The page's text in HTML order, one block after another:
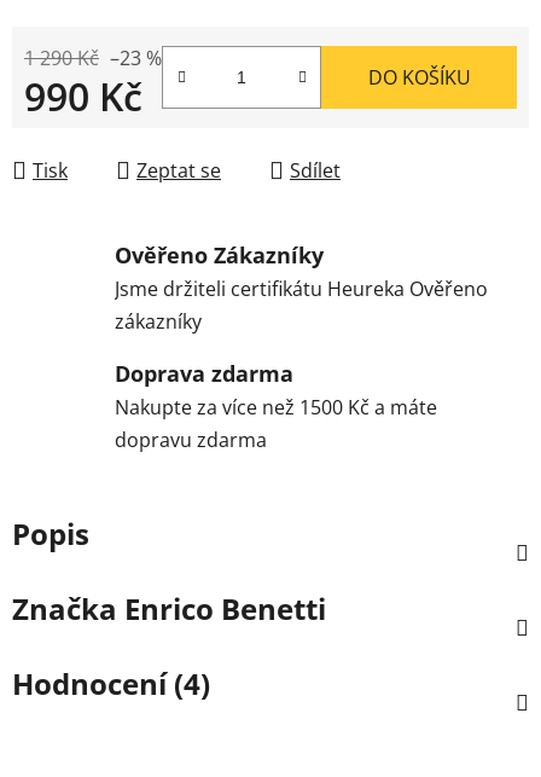
1 290 Kč –23 %
990 Kč DO KOŠÍKU
Tisk Zeptat se Sdílet
Ověřeno Zákazníky
Jsme držiteli certifikátu Heureka Ověřeno
zákazníky
Doprava zdarma
Nakupte za více než 1500 Kč a máte
dopravu zdarma
Popis
Značka Enrico Benetti
Hodnocení (4)